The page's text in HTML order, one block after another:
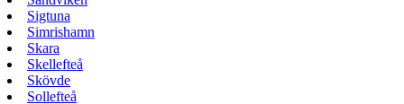
Sigtuna
Simrishamn
Skara
Skellefteå
Skövde
Sollefteå